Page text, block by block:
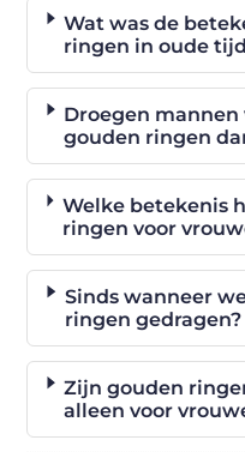
Wat was de
ringen in oude
Droegen mannen
gouden ringen
Welke betekenis
ringen voor
Sinds wanneer
ringen gedragen?
Zijn gouden
alleen voor